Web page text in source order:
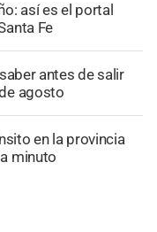
así es el portal
Fe
antes de salir
agosto
en la provincia
minuto